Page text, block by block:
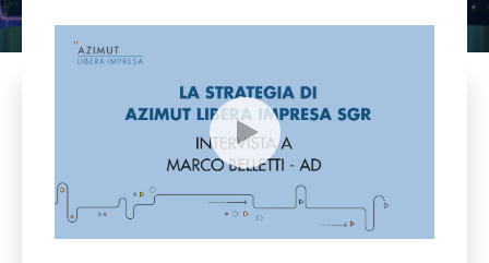
SOSTENIBILITÀ
ECONOMIA REALE